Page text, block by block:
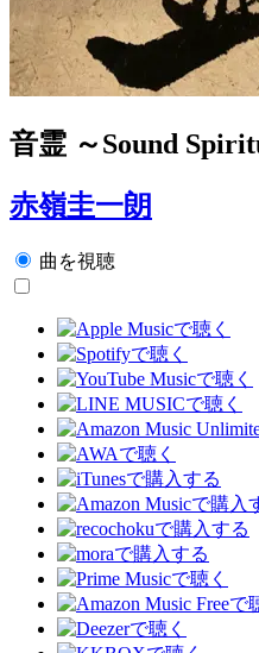
音霊 ～Sound
赤嶺圭一朗
曲を視聴